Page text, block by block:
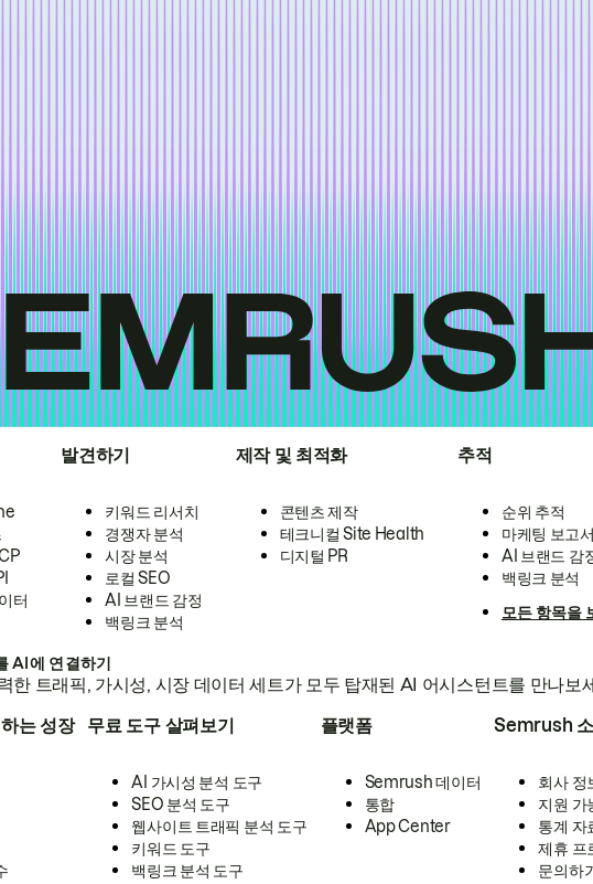
터
발견하기
키워드 리서치
경쟁자 분석
시장 분석
로컬 SEO
AI 브랜드 감정
백링크 분석
제작 및 최적화
콘텐츠 제작
테크니컬 Site Health
디지털 PR
추적
순위 추적
마케팅 보고
AI 브랜드 감
백링크 분석
모든 항목을
AI에 연결하기
한 트래픽, 가시성, 시장 데이터 세트가 모두 탑재된 AI 어시스턴트를 만나보
는 성장 무료 도구 살펴보기
AI 가시성 분석 도구
SEO 분석 도구
웹사이트 트래픽 분석 도구
키워드 도구
백링크 분석 도구
플랫폼
Semrush 데이터
통합
App Center
Semrush
회사 정
지원 가
통계 자
제휴 프
문의하